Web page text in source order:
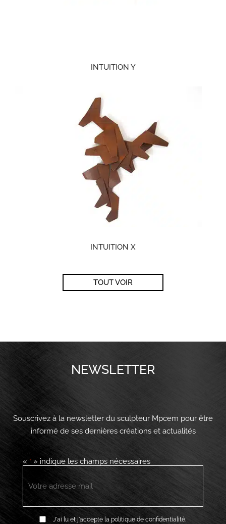
INTUITION Y
INTUITION X
TOUT VOIR
NEWSLETTER
Souscrivez à la newsletter du sculpteur Mpcem pour être
informé de ses dernières créations et actualités
« *» indique les champs nécessaires
E-
RGPD J'ai lu et j'accepte la politique de confidentialité.